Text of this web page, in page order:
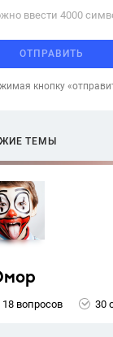
ввести 4000
ОТПРАВИТЬ
кнопку
ТЕМЫ
18 вопросов 30